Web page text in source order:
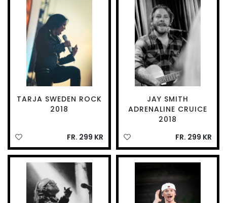
TARJA SWEDEN ROCK
2018
FR. 299 KR
JAY SMITH
ADRENALINE CRUICE
2018
FR. 299 KR